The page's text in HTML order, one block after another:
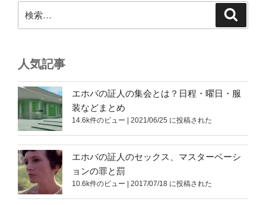
索:
人気記事
エホバの証人の集会とは？日程・曜日・服
装などまとめ
14.6k件のビュー | 2021/06/25 に投稿された
エホバの証人のセックス、マスターベーシ
ョンの罪と罰
10.6k件のビュー | 2017/07/18 に投稿された